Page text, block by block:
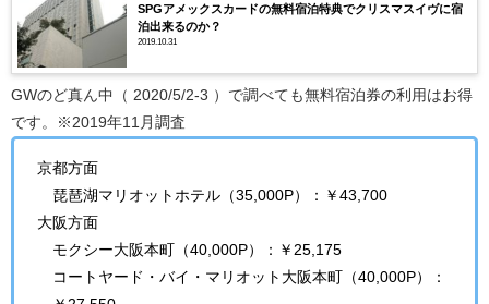
SPGアメックスカードの無料宿泊特典でクリスマスイヴに宿
泊出来るのか？
2019.10.31
GWのど真ん中（ 2020/5/2-3 ）で調べても無料宿泊券の利用はお得
です。※2019年11月調査
京都方面
琵琶湖マリオットホテル（35,000P）：￥43,700
大阪方面
モクシー大阪本町（40,000P）：￥25,175
コートヤード・バイ・マリオット大阪本町（40,000P）：